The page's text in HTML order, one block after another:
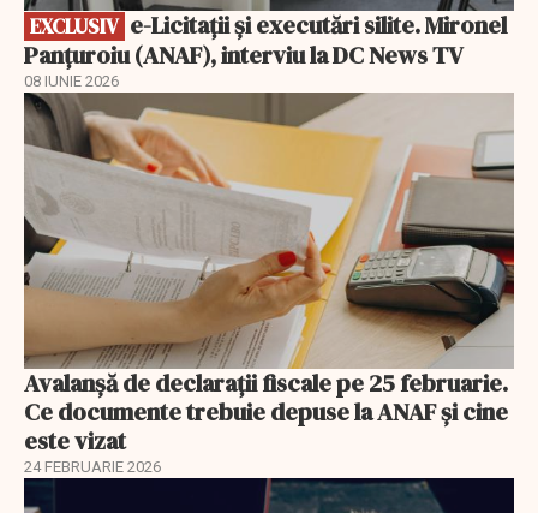
EXCLUSIV
Panțuroiu (ANAF), interviu la DC News TV
08 IUNIE 2026
Avalanșă de declarații fiscale pe 25 februarie.
Ce documente trebuie depuse la ANAF și cine
este vizat
24 FEBRUARIE 2026